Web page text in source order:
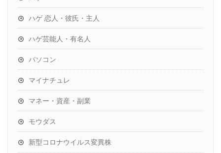
ハゲ 恋人・彼氏・主人
ハゲ芸能人・有名人
パソコン
マイナチュレ
マネー・資産・副業
モウダス
新型コロナウイルス変異株